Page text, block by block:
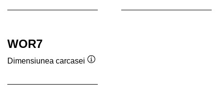
WOR7
Dimensiunea carcasei